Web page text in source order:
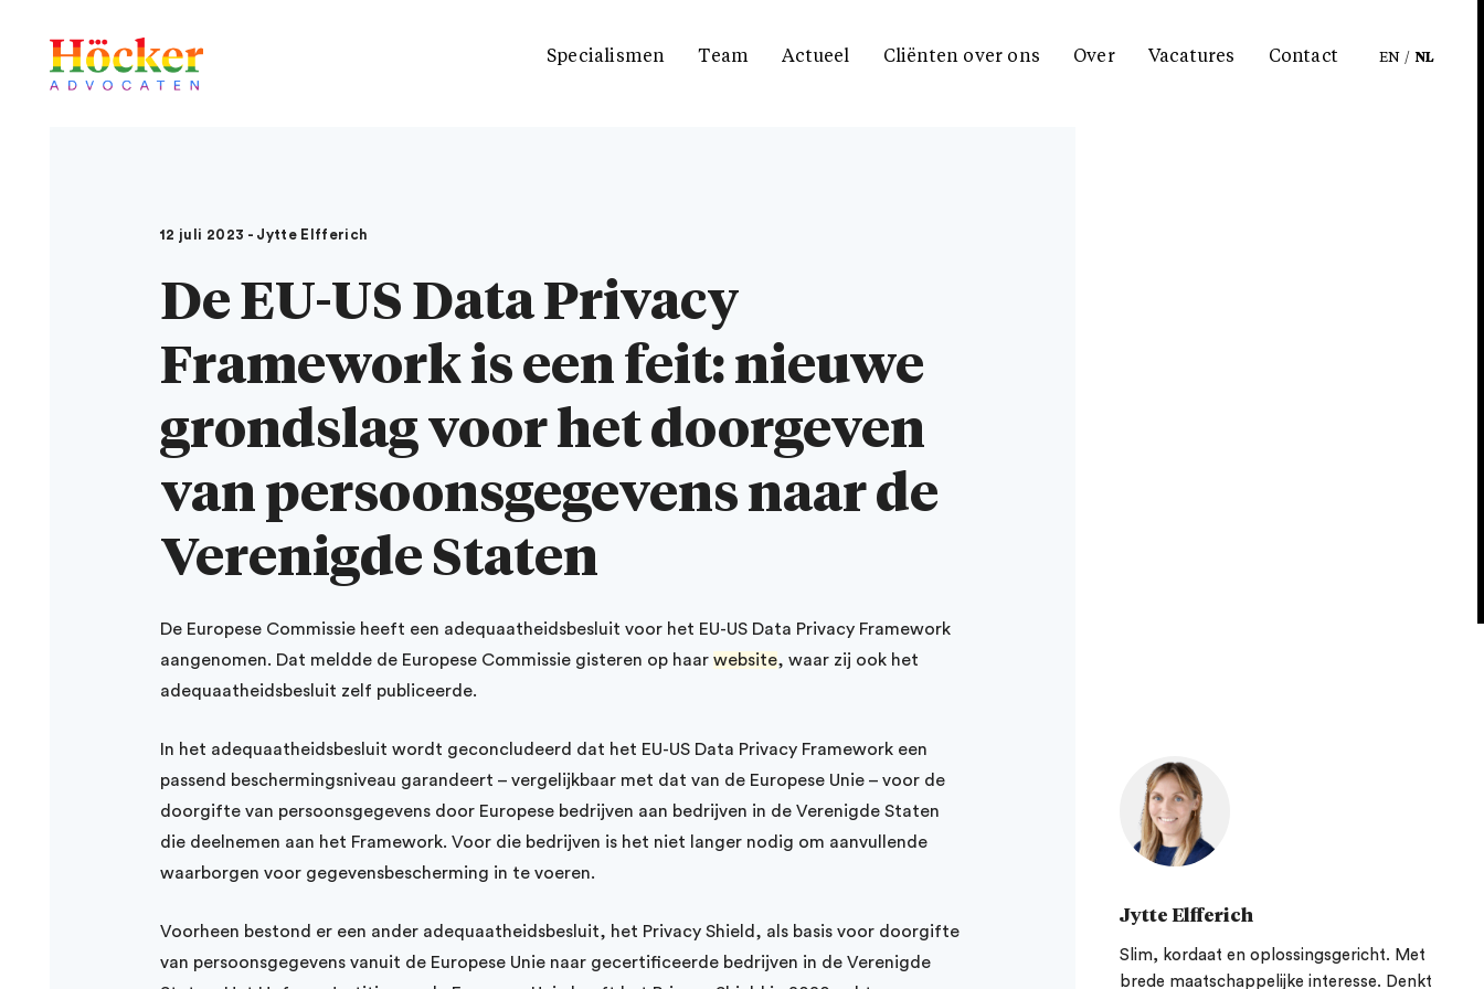
Specialismen Team Actueel Cliënten over ons Over Vacatures Contact EN / NL
12 juli 2023 - Jytte Elfferich
De EU-US Data Privacy
Framework is een feit: nieuwe
grondslag voor het doorgeven
van persoonsgegevens naar de
Verenigde Staten
De Europese Commissie heeft een adequaatheidsbesluit voor het EU-US Data Privacy Framework
aangenomen. Dat meldde de Europese Commissie gisteren op haar website, waar zij ook het
adequaatheidsbesluit zelf publiceerde.
In het adequaatheidsbesluit wordt geconcludeerd dat het EU-US Data Privacy Framework een
passend beschermingsniveau garandeert – vergelijkbaar met dat van de Europese Unie – voor de
doorgifte van persoonsgegevens door Europese bedrijven aan bedrijven in de Verenigde Staten
die deelnemen aan het Framework. Voor die bedrijven is het niet langer nodig om aanvullende
waarborgen voor gegevensbescherming in te voeren.
Voorheen bestond er een ander adequaatheidsbesluit, het Privacy Shield, als basis voor doorgifte
van persoonsgegevens vanuit de Europese Unie naar gecertificeerde bedrijven in de Verenigde
Jytte Elfferich
Slim, kordaat en oplossingsgericht. Met
brede maatschappelijke interesse. Denkt